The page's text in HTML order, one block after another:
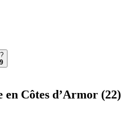
Côtes d’Armor (22)